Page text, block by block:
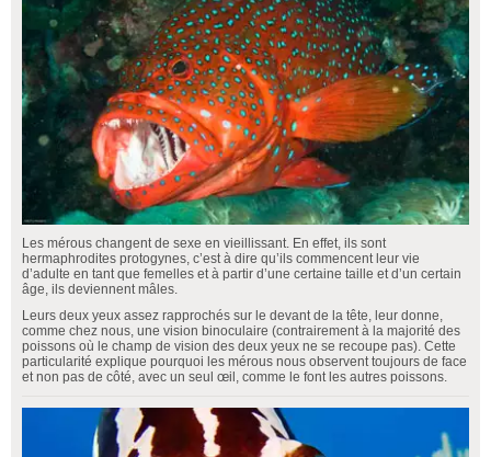
Les mérous changent de sexe en vieillissant. En effet, ils sont
hermaphrodites protogynes, c’est à dire qu’ils commencent leur vie
d’adulte en tant que femelles et à partir d’une certaine taille et d’un certain
âge, ils deviennent mâles.
Leurs deux yeux assez rapprochés sur le devant de la tête, leur donne,
comme chez nous, une vision binoculaire (contrairement à la majorité des
poissons où le champ de vision des deux yeux ne se recoupe pas). Cette
particularité explique pourquoi les mérous nous observent toujours de face
et non pas de côté, avec un seul œil, comme le font les autres poissons.